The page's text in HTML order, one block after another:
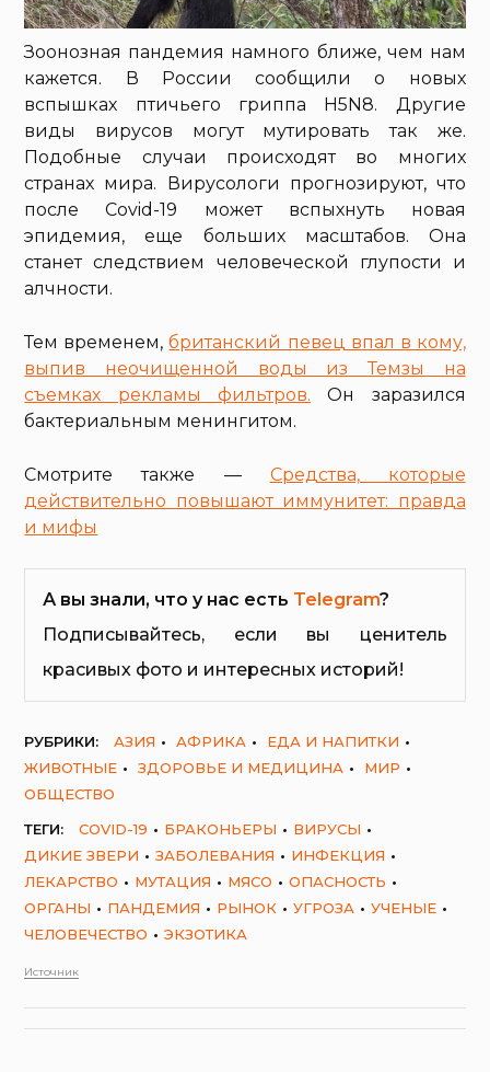
Зоонозная пандемия намного ближе, чем нам
кажется. В России сообщили о новых
вспышках птичьего гриппа H5N8. Другие
виды вирусов могут мутировать так же.
Подобные случаи происходят во многих
странах мира. Вирусологи прогнозируют, что
после Covid-19 может вспыхнуть новая
эпидемия, еще больших масштабов. Она
станет следствием человеческой глупости и
алчности.
Тем временем,британский певец впал в кому,
выпив неочищенной воды из Темзы на
съемках рекламы фильтров. Он заразился
бактериальным менингитом.
Смотрите также — Средства, которые
действительно повышают иммунитет: правда
и мифы
А вы знали, что у нас есть Telegram?
Подписывайтесь, если вы ценитель
красивых фото и интересных историй!
РУБРИКИ: АЗИЯ АФРИКА
ЕДА И НАПИТКИ
ЖИВОТНЫЕ
ЗДОРОВЬЕ И МЕДИЦИНА
МИР
ОБЩЕСТВО
ТЕГИ:
COVID-19 БРАКОНЬЕРЫ
ВИРУСЫ
ДИКИЕ ЗВЕРИ
ЗАБОЛЕВАНИЯ
ИНФЕКЦИЯ
ЛЕКАРСТВО
МУТАЦИЯ МЯСО
ОПАСНОСТЬ
ОРГАНЫ
ПАНДЕМИЯ РЫНОК УГРОЗА
УЧЕНЫЕ
ЧЕЛОВЕЧЕСТВО
ЭКЗОТИКА
Источник